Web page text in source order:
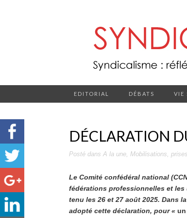
EDITORIAL DÉBATS VIE
DÉCLARATION
Posté dans A la une, Mobilisations,
Le Comité confédéral national
fédérations professionnelles et
tenu les 26 et 27 août 2025. Dans
adopté cette déclaration, pour «